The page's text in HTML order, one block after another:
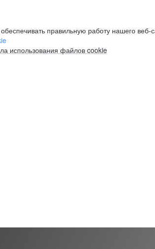
правильную работу нашего веб-
использования файлов cookie